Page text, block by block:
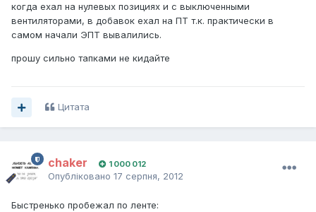
когда ехал на нулевых позициях и с выключенными
вентиляторами, в добавок ехал на ПТ т.к. практически в
самом начали ЭПТ вывалились.
прошу сильно тапками не кидайте
Цитата
chaker 1 000 012
Опубліковано 17 серпня, 2012
Быстренько пробежал по ленте: